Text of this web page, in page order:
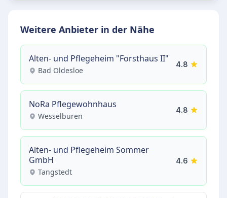
Weitere Anbieter in der Nähe
Alten- und Pflegeheim "Forsthaus II"
Bad Oldesloe
4.8
NoRa Pflegewohnhaus
Wesselburen
4.8
Alten- und Pflegeheim Sommer
GmbH
Tangstedt
4.6